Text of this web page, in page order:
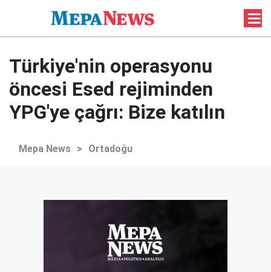
Türkiye'nin operasyonu
öncesi Esed rejiminden
YPG'ye çağrı: Bize katılın
Mepa News > Ortadoğu